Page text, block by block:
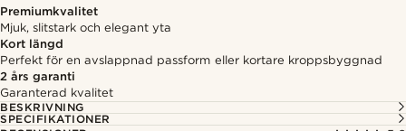
Premiumkvalitet
Mjuk, slitstark och elegant yta
Kort längd
Perfekt för en avslappnad passform eller kortare kroppsbyggnad
2 års garanti
Garanterad kvalitet
BESKRIVNING
SPECIFIKATIONER